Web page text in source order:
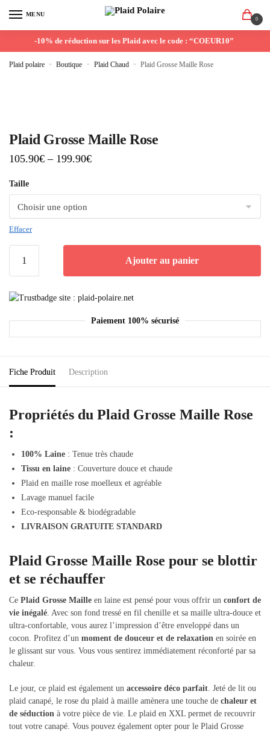
MENU
0
-10% de réduction sur les Plaid avec le code : “COEUR10”
Plaid polaire » Boutique » Plaid Chaud » Plaid Grosse Maille Rose
Plaid Grosse Maille Rose
105.90€ – 199.90€
Taille
Effacer
Ajouter au panier
Paiement 100% sécurisé
Fiche Produit Description
Propriétés du Plaid Grosse Maille Rose
:
100% Laine : Tenue très chaude
Tissu en laine : Couverture douce et chaude
Plaid en maille rose moelleux et agréable
Lavage manuel facile
Eco-responsable & biodégradable
LIVRAISON GRATUITE STANDARD
Plaid Grosse Maille Rose pour se blottir
et se réchauffer
Ce Plaid Grosse Maille en laine est pensé pour vous offrir un confort de
vie inégalé. Avec son fond tressé en fil chenille et sa maille ultra-douce et
ultra-confortable, vous aurez l’impression d’être enveloppé dans un
cocon. Profitez d’un moment de douceur et de relaxation en soirée en
le glissant sur vous. Vous vous sentirez immédiatement réconforté par sa
chaleur.
Le jour, ce plaid est également un accessoire déco parfait. Jeté de lit ou
plaid canapé, le rose du plaid à maille amènera une touche de chaleur et
de séduction à votre pièce de vie. Le plaid en XXL permet de recouvrir
tout votre canapé. Vous pouvez également opter pour le Plaid Grosse